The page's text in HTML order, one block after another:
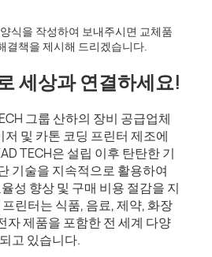
식을 작성하여 보내주시면 교체품
결책을 제시해 드리겠습니다.
세상과 연결하세요!
그룹 산하의 장비 공급업체
및 카톤 코딩 프린터 제조에
TECH은 설립 이후 탄탄한 기
기술을 지속적으로 활용하여
성 향상 및 구매 비용 절감을 지
린터는 식품, 음료, 제약, 화장
자 제품을 포함한 전 세계 다양
고 있습니다.